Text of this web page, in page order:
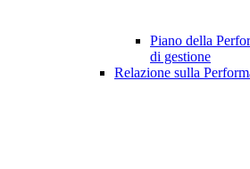
Piano della
di gestione
Relazione sulla